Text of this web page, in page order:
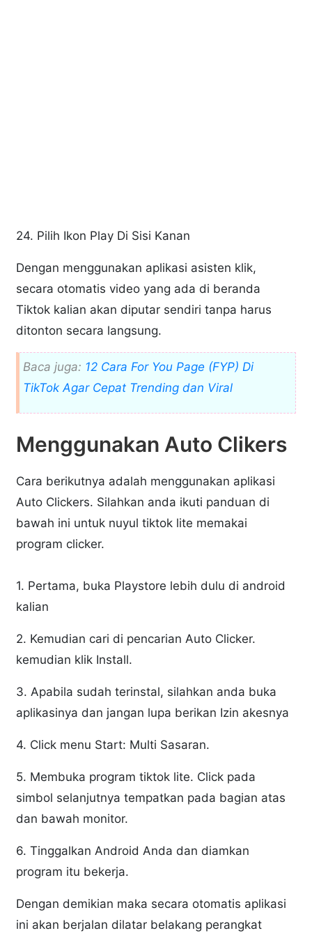
24. Pilih Ikon Play Di Sisi Kanan
Dengan menggunakan aplikasi asisten klik,
secara otomatis video yang ada di beranda
Tiktok kalian akan diputar sendiri tanpa harus
ditonton secara langsung.
Baca juga: 12 Cara For You Page (FYP) Di
TikTok Agar Cepat Trending dan Viral
Menggunakan Auto Clikers
Cara berikutnya adalah menggunakan aplikasi
Auto Clickers. Silahkan anda ikuti panduan di
bawah ini untuk nuyul tiktok lite memakai
program clicker.
1. Pertama, buka Playstore lebih dulu di android
kalian
2. Kemudian cari di pencarian Auto Clicker.
kemudian klik Install.
3. Apabila sudah terinstal, silahkan anda buka
aplikasinya dan jangan lupa berikan Izin akesnya
4. Click menu Start: Multi Sasaran.
5. Membuka program tiktok lite. Click pada
simbol selanjutnya tempatkan pada bagian atas
dan bawah monitor.
6. Tinggalkan Android Anda dan diamkan
program itu bekerja.
Dengan demikian maka secara otomatis aplikasi
ini akan berjalan dilatar belakang perangkat